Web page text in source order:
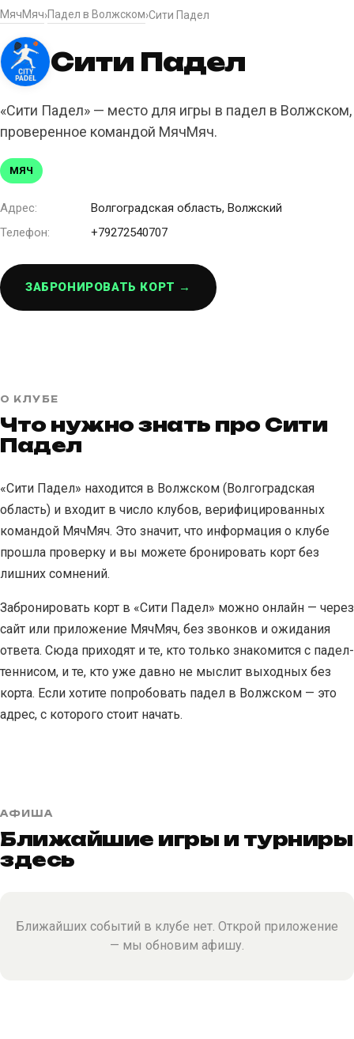
МячМяч›Падел в Волжском›Сити Падел
Сити Падел
«Сити Падел» — место для игры в падел в Волжском,
проверенное командой МячМяч.
МЯЧ
Адрес:
Волгоградская область, Волжский
Телефон:
+79272540707
ЗАБРОНИРОВАТЬ КОРТ →
О КЛУБЕ
Что нужно знать про Сити
Падел
«Сити Падел» находится в Волжском (Волгоградская
область) и входит в число клубов, верифицированных
командой МячМяч. Это значит, что информация о клубе
прошла проверку и вы можете бронировать корт без
лишних сомнений.
Забронировать корт в «Сити Падел» можно онлайн — через
сайт или приложение МячМяч, без звонков и ожидания
ответа. Сюда приходят и те, кто только знакомится с падел-
теннисом, и те, кто уже давно не мыслит выходных без
корта. Если хотите попробовать падел в Волжском — это
адрес, с которого стоит начать.
АФИША
Ближайшие игры и турниры
здесь
Ближайших событий в клубе нет. Открой приложение
— мы обновим афишу.